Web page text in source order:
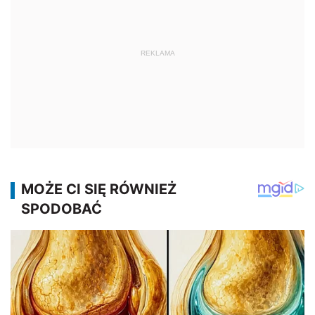
REKLAMA